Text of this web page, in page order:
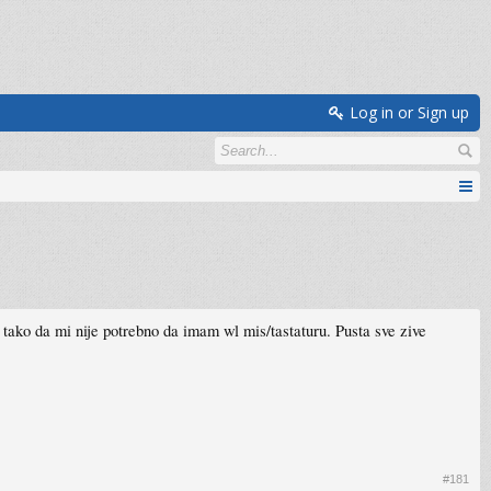
Log in or Sign up
da mi nije potrebno da imam wl mis/tastaturu. Pusta sve zive
#181